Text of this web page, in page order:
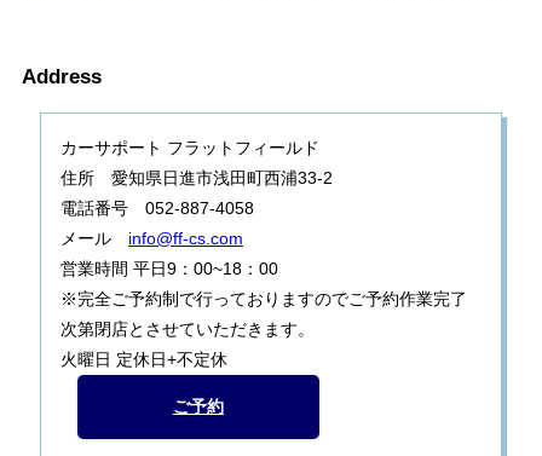
Address
カーサポート フラットフィールド
住所 愛知県日進市浅田町西浦33-2
電話番号 052-887-4058
メール info@ff-cs.com
営業時間 平日9：00~18：00
※完全ご予約制で行っておりますのでご予約作業完了
次第閉店とさせていただきます。
火曜日 定休日+不定休
ご予約